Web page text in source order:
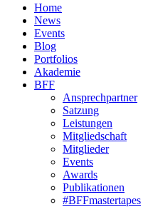
Home
News
Events
Blog
Portfolios
Akademie
BFF
Ansprechpartner
Satzung
Leistungen
Mitgliedschaft
Mitglieder
Events
Awards
Publikationen
#BFFmastertapes